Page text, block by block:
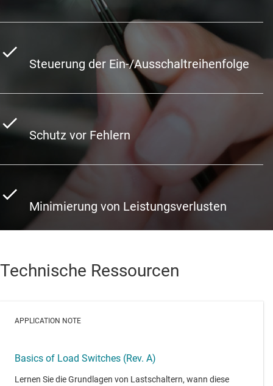
Steuerung der Ein-/Ausschaltreihenfolge
Schutz vor Fehlern
Minimierung von Leistungsverlusten
Technische Ressourcen
APPLICATION NOTE
Basics of Load Switches (Rev. A)
Lernen Sie die Grundlagen von Lastschaltern, wann diese